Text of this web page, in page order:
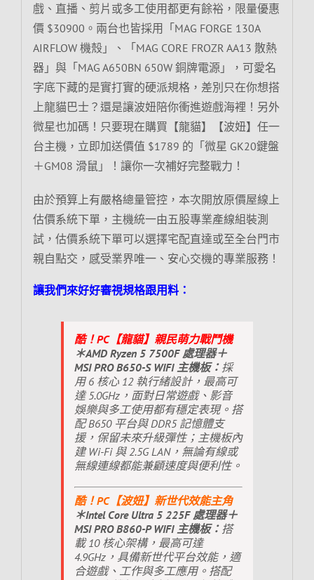
戲、直播、剪片或多工使用都更有餘裕，限量優惠
價 $30900。兩台也皆採用「MAG FORGE 130A
AIRFLOW 機殼」、「MAG CORE FROZR AA13 散熱
器」與「MAG A650BN 650W 銅牌電源」，可愛名
字底下藏的是實打實的硬派規格，差別只在你想搭
上龍貓巴士？還是讓波妞陪你衝進遊戲海裡！另外
微星也加碼！只要現在購買【龍貓】【波妞】任一
台主機，立即加送價值 $1789 的「微星 GK20鍵盤
＋GM08 滑鼠」！讓你一次補好完整戰力！
由於預算上有嚴格總量管控，本次開放原價屋線上
估價系統下單，主機統一由五股專業產線組裝測
試，估價系統下單可以選擇宅配直達或至全台門市
親自點交，感受業界唯一、安心交機的專業服務！
讓我們來好好審視規格跟用料：
酷！PC【龍貓】親民萌力戰鬥機
＊AMD Ryzen 5 7500F 處理器＋
MSI PRO B650-S WIFI 主機板： 採
用 6 核心 12 執行緒設計，最高可
達 5.0GHz，面對日常遊戲、影音
娛樂與多工使用都有穩定表現。搭
配 B650 平台與 DDR5 記憶體支
援，保留未來升級彈性；主機板內
建 Wi-Fi 與 2.5G LAN，無論有線或
無線連線都能兼顧速度與便利性。
酷！PC【波妞】新世代效能主角
＊Intel Core Ultra 5 225F 處理器＋
MSI PRO B860-P WIFI 主機板： 搭
載 10 核心架構，最高可達
4.9GHz，具備新世代平台效能，適
合遊戲、工作與多工應用。搭配